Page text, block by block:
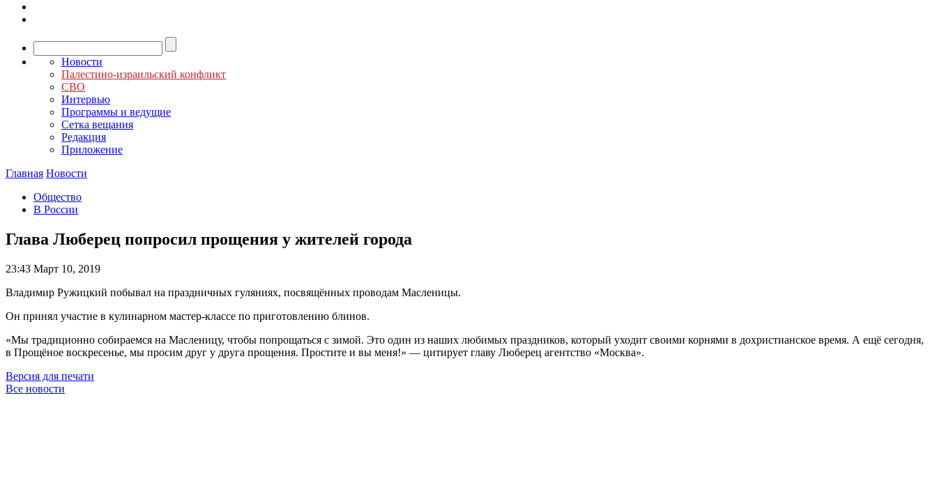
Новости
Палестино-израильский конфликт
СВО
Интервью
Программы и ведущие
Сетка вещания
Редакция
Приложение
Главная Новости
Общество
В России
Глава Люберец попросил прощения у жителей города
23:43 Март 10, 2019
Владимир Ружицкий побывал на праздничных гуляниях, посвящённых проводам Масленицы.
Он принял участие в кулинарном мастер-классе по приготовлению блинов.
«Мы традиционно собираемся на Масленицу, чтобы попрощаться с зимой. Это один из наших любимых праздников, который уходит своими корнями в дохристианское время. А ещё сегодня,
в Прощёное воскресенье, мы просим друг у друга прощения. Простите и вы меня!» — цитирует главу Люберец агентство «Москва».
Версия для печати
Все новости